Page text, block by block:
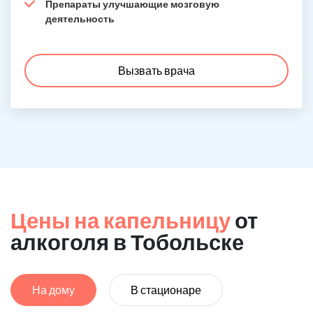
Препараты улучшающие мозговую
деятельность
Вызвать врача
Цены на капельницуот
алкоголя в Тобольске
На дому В стационаре